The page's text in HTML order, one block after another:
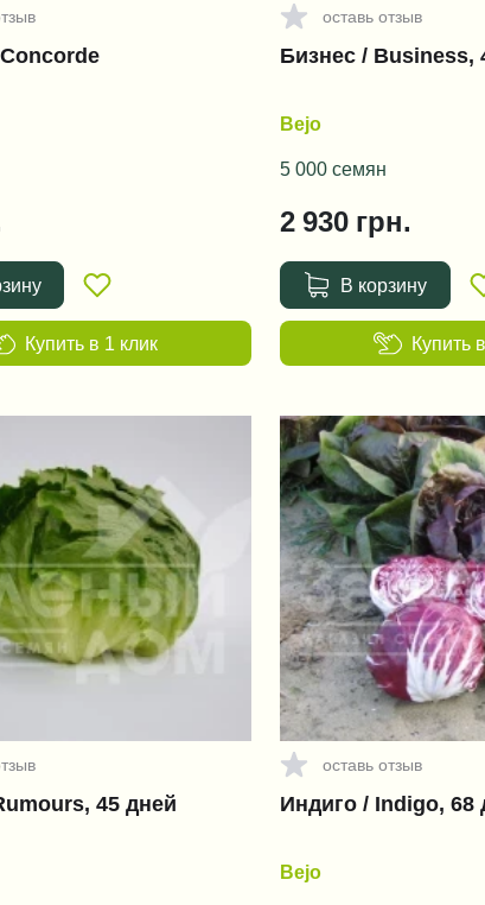
Купить в 1 клик
оставь отзыв
Бизнес / Business,
Bejo
5 000 семян
2 930грн.
В корзину
Купить
45 дней
оставь отзыв
Индиго / Indigo, 68
Bejo